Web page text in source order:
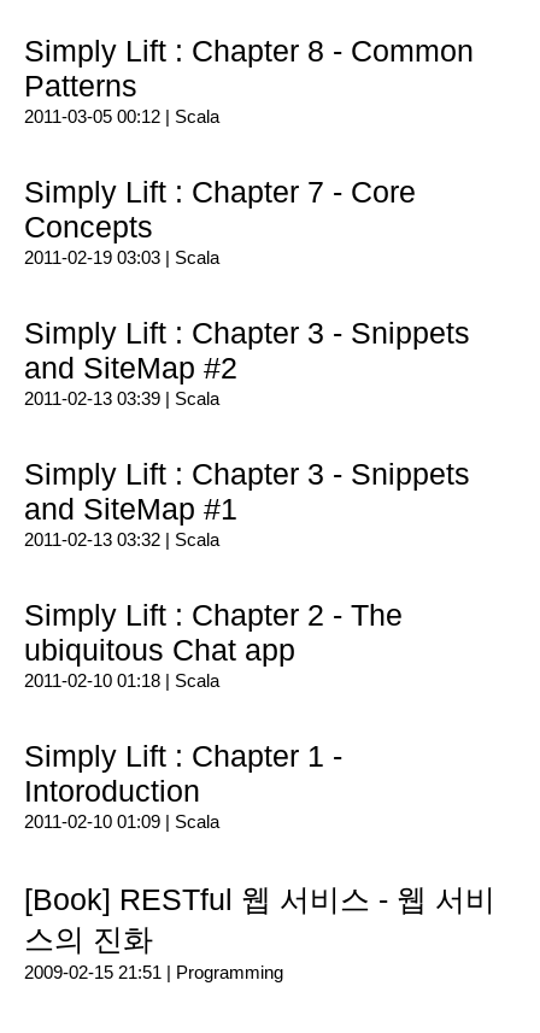
Simply Lift : Chapter 8 - Common
Patterns
2011-03-05 00:12 | Scala
Simply Lift : Chapter 7 - Core
Concepts
2011-02-19 03:03 | Scala
Simply Lift : Chapter 3 - Snippets
and SiteMap #2
2011-02-13 03:39 | Scala
Simply Lift : Chapter 3 - Snippets
and SiteMap #1
2011-02-13 03:32 | Scala
Simply Lift : Chapter 2 - The
ubiquitous Chat app
2011-02-10 01:18 | Scala
Simply Lift : Chapter 1 -
Intoroduction
2011-02-10 01:09 | Scala
[Book] RESTful 웹 서비스 - 웹 서비
스의 진화
2009-02-15 21:51 | Programming